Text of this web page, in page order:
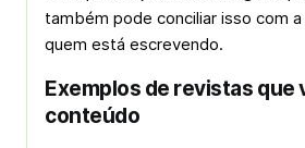
também pode conciliar isso com
quem está escrevendo.
Exemplos de revistas que
conteúdo